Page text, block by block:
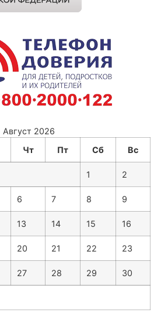
Август 2026
Чт Пт Сб Вс
1 2
6 7 8 9
13 14 15 16
20 21 22 23
27 28 29 30